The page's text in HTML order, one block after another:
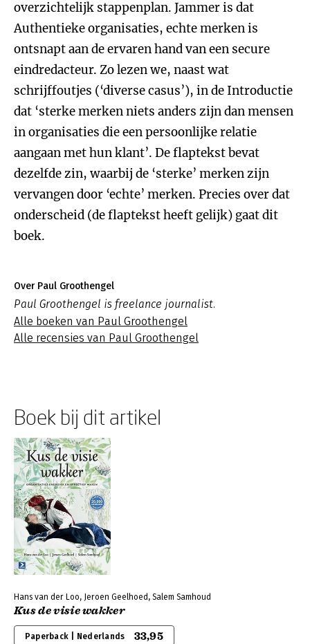
overzichtelijk stappenplan. Jammer is dat
Authentieke organisaties, echte merken is
ontsnapt aan de ervaren hand van een secure
eindredacteur. Zo lezen we, naast wat
schrijffoutjes (‘diverse casus’), in de Introductie
dat ‘sterke merken niets anders zijn dan mensen
in organisaties die een persoonlijke relatie
aangaan met hun klant’. De flaptekst bevat
dezelfde zin, waarbij de ‘sterke’ merken zijn
vervangen door ‘echte’ merken. Precies over dat
onderscheid (de flaptekst heeft gelijk) gaat dit
boek.
Over Paul Groothengel
Paul Groothengel is freelance journalist.
Alle boeken van Paul Groothengel
Alle recensies van Paul Groothengel
Boek bij dit artikel
Hans van der Loo, Jeroen Geelhoed, Salem Samhoud
Kus de visie wakker
Paperback | Nederlands 33,95